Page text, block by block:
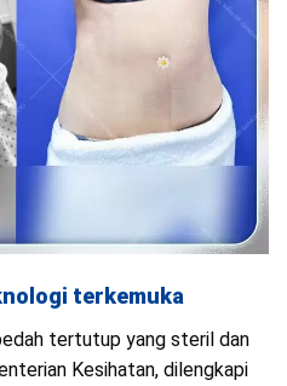
terkemuka
tertutup yang steril dan
Kesihatan, dilengkapi